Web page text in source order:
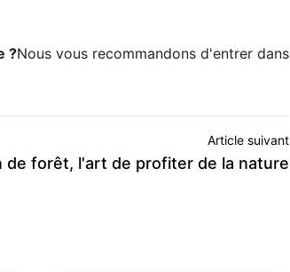
?Nous vous recommandons d'entrer dans
Article suivant
de forêt, l'art de profiter de la nature